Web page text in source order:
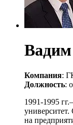
Вадим
Компания:
Должность:
1991-1995
на